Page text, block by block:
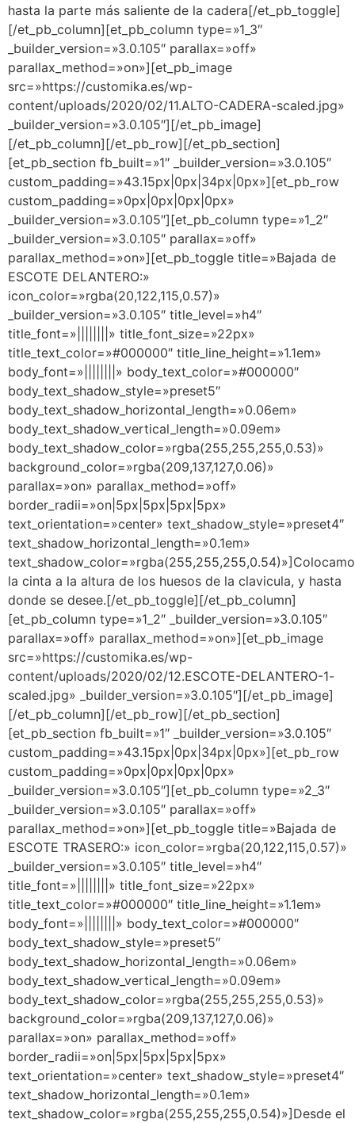
hasta la parte más saliente de la cadera[/et_pb_toggle]
[/et_pb_column][et_pb_column type=»1_3″
_builder_version=»3.0.105″ parallax=»off»
parallax_method=»on»][et_pb_image
src=»https://customika.es/wp-
content/uploads/2020/02/11.ALTO-CADERA-scaled.jpg»
_builder_version=»3.0.105″][/et_pb_image]
[/et_pb_column][/et_pb_row][/et_pb_section]
[et_pb_section fb_built=»1″ _builder_version=»3.0.105″
custom_padding=»43.15px|0px|34px|0px»][et_pb_row
custom_padding=»0px|0px|0px|0px»
_builder_version=»3.0.105″][et_pb_column type=»1_2″
_builder_version=»3.0.105″ parallax=»off»
parallax_method=»on»][et_pb_toggle title=»Bajada de
ESCOTE DELANTERO:»
icon_color=»rgba(20,122,115,0.57)»
_builder_version=»3.0.105″ title_level=»h4″
title_font=»||||||||» title_font_size=»22px»
title_text_color=»#000000″ title_line_height=»1.1em»
body_font=»||||||||» body_text_color=»#000000″
body_text_shadow_style=»preset5″
body_text_shadow_horizontal_length=»0.06em»
body_text_shadow_vertical_length=»0.09em»
body_text_shadow_color=»rgba(255,255,255,0.53)»
background_color=»rgba(209,137,127,0.06)»
parallax=»on» parallax_method=»off»
border_radii=»on|5px|5px|5px|5px»
text_orientation=»center» text_shadow_style=»preset4″
text_shadow_horizontal_length=»0.1em»
la cinta a la altura de los huesos de la clavicula, y hasta
donde se desee.[/et_pb_toggle][/et_pb_column]
[et_pb_column type=»1_2″ _builder_version=»3.0.105″
parallax=»off» parallax_method=»on»][et_pb_image
src=»https://customika.es/wp-
content/uploads/2020/02/12.ESCOTE-DELANTERO-1-
scaled.jpg» _builder_version=»3.0.105″][/et_pb_image]
[/et_pb_column][/et_pb_row][/et_pb_section]
[et_pb_section fb_built=»1″ _builder_version=»3.0.105″
custom_padding=»43.15px|0px|34px|0px»][et_pb_row
custom_padding=»0px|0px|0px|0px»
_builder_version=»3.0.105″][et_pb_column type=»2_3″
_builder_version=»3.0.105″ parallax=»off»
parallax_method=»on»][et_pb_toggle title=»Bajada de
ESCOTE TRASERO:» icon_color=»rgba(20,122,115,0.57)»
_builder_version=»3.0.105″ title_level=»h4″
title_font=»||||||||» title_font_size=»22px»
title_text_color=»#000000″ title_line_height=»1.1em»
body_font=»||||||||» body_text_color=»#000000″
body_text_shadow_style=»preset5″
body_text_shadow_horizontal_length=»0.06em»
body_text_shadow_vertical_length=»0.09em»
body_text_shadow_color=»rgba(255,255,255,0.53)»
background_color=»rgba(209,137,127,0.06)»
parallax=»on» parallax_method=»off»
border_radii=»on|5px|5px|5px|5px»
text_orientation=»center» text_shadow_style=»preset4″
text_shadow_horizontal_length=»0.1em»
text_shadow_color=»rgba(255,255,255,0.54)»]Desde el